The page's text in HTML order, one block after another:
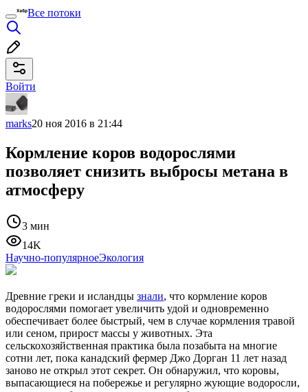
Все потоки
Войти
marks20 ноя 2016 в 21:44
Кормление коров водорослями
позволяет снизить выбросы метана в
атмосферу
3 мин
14K
Научно-популярноеЭкология
Древние греки и исландцы знали, что кормление коров
водорослями помогает увеличить удой и одновременно
обеспечивает более быстрый, чем в случае кормления травой
или сеном, прирост массы у животных. Эта
сельскохозяйственная практика была позабыта на многие
сотни лет, пока канадский фермер Джо Дорган 11 лет назад
заново не открыл этот секрет. Он обнаружил, что коровы,
выпасающиеся на побережье и регулярно жующие водоросли,